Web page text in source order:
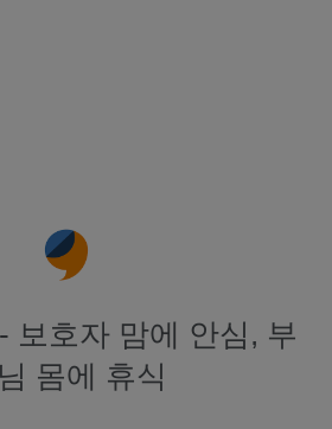
보호자 맘에 안심, 부
몸에 휴식